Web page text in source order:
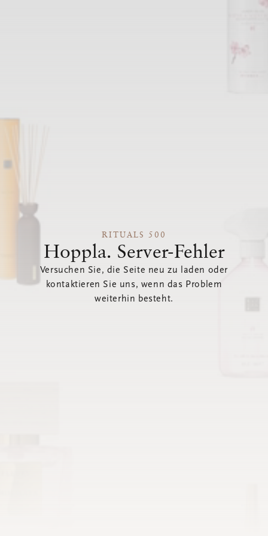
RITUALS 500
Hoppla. Server-Fehler
Versuchen Sie, die Seite neu zu laden oder
kontaktieren Sie uns, wenn das Problem
weiterhin besteht.